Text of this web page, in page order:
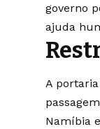
governo
ajuda
A
Namíbia